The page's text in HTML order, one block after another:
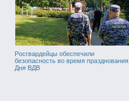
Росгвардейцы обеспечили
безопасность во время празднования
Дня ВДВ